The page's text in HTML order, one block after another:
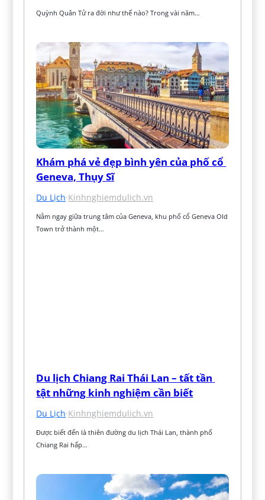
Quỳnh Quân Tử ra đời như thế nào? Trong vài năm…
Khám phá vẻ đẹp bình yên của phố cổ
Geneva, Thụy Sĩ
Du Lịch·Kinhnghiemdulich.vn
Nằm ngay giữa trung tâm của Geneva, khu phố cổ Geneva Old
Town trở thành một…
Du lịch Chiang Rai Thái Lan – tất tần
tật những kinh nghiệm cần biết
Du Lịch·Kinhnghiemdulich.vn
Được biết đến là thiên đường du lịch Thái Lan, thành phố
Chiang Rai hấp…